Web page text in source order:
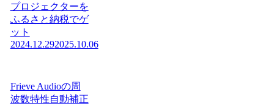
プロジェクターを
ふるさと納税でゲ
ット
2024.12.292025.10.06
Frieve Audioの周
波数特性自動補正